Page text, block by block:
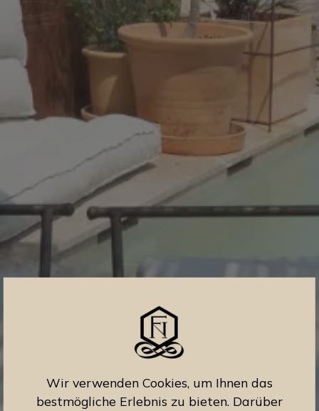
Wir verwenden Cookies, um Ihnen das
bestmögliche Erlebnis zu bieten. Darüber